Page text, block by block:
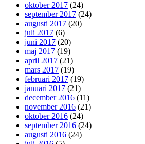
oktober 2017 (24)
september 2017 (24)
augusti 2017 (20)
juli 2017 (6)
juni 2017 (20)
maj 2017 (19)
april 2017 (21)
mars 2017 (19)
februari 2017 (19)
januari 2017 (21)
december 2016 (11)
november 2016 (21)
oktober 2016 (24)
september 2016 (24)
augusti 2016 (24)